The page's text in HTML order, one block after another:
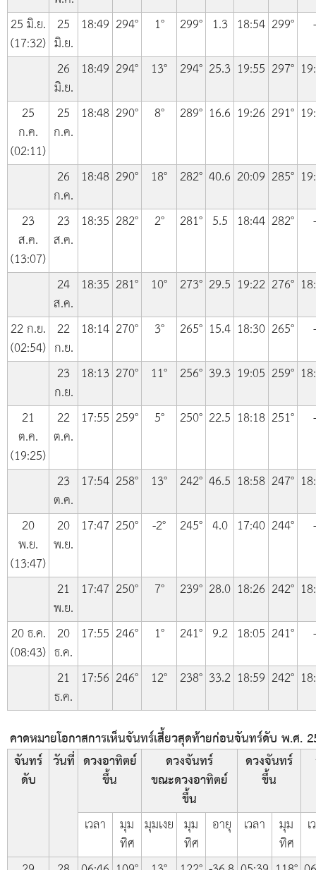
25 มิ.ย.
(17:32)
25
มิ.ย.
18:49 294° 1° 299° 1.3 18:54 299°
-
26
มิ.ย.
18:49 294° 13° 294° 25.3 19:55 297°
25
ก.ค.
(02:11)
25
ก.ค.
18:48 290° 8° 289° 16.6 19:26 291°
26
ก.ค.
18:48 290° 18° 282° 40.6 20:09 285°
23
ส.ค.
(13:07)
23
ส.ค.
18:35 282° 2° 281° 5.5 18:44 282° -
24
ส.ค.
18:35 281° 10° 273° 29.5 19:22 276°
22 ก.ย.
(02:54)
22
ก.ย.
18:14 270° 3° 265° 15.4 18:30 265°
-
23
ก.ย.
18:13 270° 11° 256° 39.3 19:05 259°
21
ต.ค.
(19:25)
22
ต.ค.
17:55 259° 5° 250° 22.5 18:18 251° -
23
ต.ค.
17:54 258° 13° 242° 46.5 18:58 247°
20
พ.ย.
(13:47)
20
พ.ย.
17:47 250° -2° 245° 4.0 17:40 244° -
21
พ.ย.
17:47 250° 7° 239° 28.0 18:26 242°
20 ธ.ค.
(08:43)
20
ธ.ค.
17:55 246° 1° 241° 9.2 18:05 241°
-
21
ธ.ค.
17:56 246° 12° 238° 33.2 18:59 242°
คาดหมายโอกาสการเห็นจันทร์เสี้ยวสุดท้ายก่อนจันทร์ดับ พ.ศ.
จันทร์
ดับ
วันที่ ดวงอาทิตย์
ขึ้น
ดวงจันทร์
ขณะดวงอาทิตย์
ขึ้น
ดวงจันทร์
ขึ้น
เวลา มุม
ทิศ
มุมเงย มุม
ทิศ
อายุ เวลา มุม
ทิศ